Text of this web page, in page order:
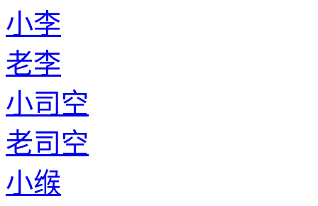
小李
老李
小司空
老司空
小缑